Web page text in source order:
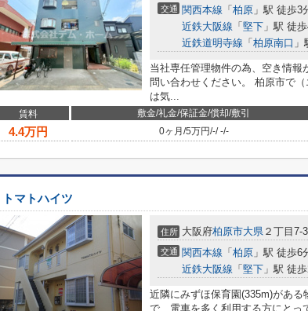
交通 関西本線 「 柏原 」駅 徒歩3
近鉄大阪線 「 堅下 」駅 徒
近鉄道明寺線 「 柏原南口
当社専任管理物件の為、空き情
問い合わせください。 柏原市で
は気...
賃料 敷金/礼金/保証金/償却/敷引
4.4万円 0ヶ月 /5万円/-/-/-
トマトハイツ
住所 大阪府柏原市大県 ２丁目7-
交通 関西本線 「 柏原 」駅 徒歩6
近鉄大阪線 「 堅下 」駅 徒
近隣にみずほ保育園(335m)があ
で、電車を多く利用する方にとっ